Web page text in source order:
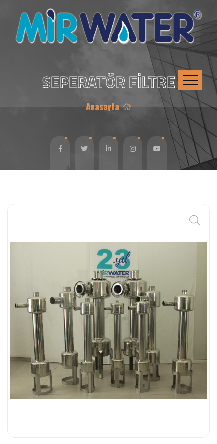
SEPERATÖR FİLTRE
Anasayfa